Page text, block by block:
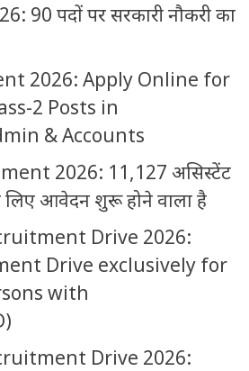
90 पदों पर सरकारी नौकरी का
2026: Apply Online for
2 Posts in
& Accounts
2026: 11,127 असिस्टेंट
लिए आवेदन शुरू होने वाला है
Drive 2026:
Drive exclusively for
with
Drive 2026: